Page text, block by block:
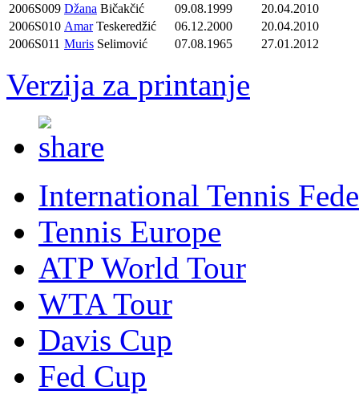
2006S009 Džana Bičakčić 09.08.1999
20.04.2010
2006S010 AmarTeskeredžić 06.12.2000
20.04.2010
2006S011 Muris Selimović 07.08.1965 27.01.2012
Verzija za printanje
International Tennis
Tennis Europe
ATP World Tour
WTA Tour
Davis Cup
Fed Cup